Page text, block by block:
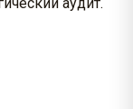
аудит.